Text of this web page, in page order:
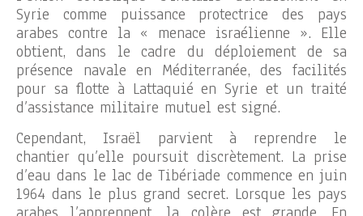
Syrie comme puissance protectrice des pays
arabes contre la « menace israélienne ». Elle
obtient, dans le cadre du déploiement de sa
présence navale en Méditerranée, des facilités
pour sa flotte à Lattaquié en Syrie et un traité
d’assistance militaire mutuel est signé.
Cependant, Israël parvient à reprendre le
chantier qu’elle poursuit discrètement. La prise
d’eau dans le lac de Tibériade commence en juin
1964 dans le plus grand secret. Lorsque les pays